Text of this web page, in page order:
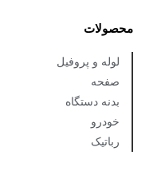
محصولات
لوله و پروفیل
صفحه
بدنه دستگاه
خودرو
رباتیک